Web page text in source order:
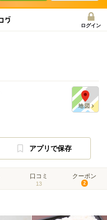
ログイン
アプリで保存
口コミ
13
クーポン
2